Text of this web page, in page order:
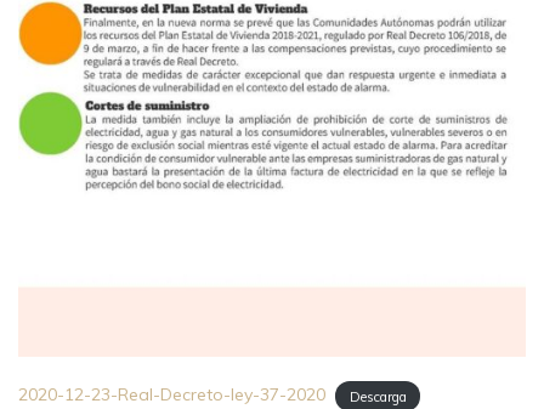
2020-12-23-Real-Decreto-ley-37-2020 Descarga